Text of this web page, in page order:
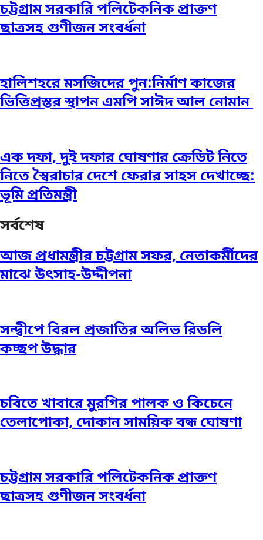
চট্টগ্রাম সরকারি পলিটেকনিক প্রাক্তণ
ছাত্রসহ গুণীজন সংবর্ধনা
হালিশহরে মসজিদের পুন:নির্মাণ কাজের
ভিত্তিপ্রস্তর স্থাপন এমপি সাঈদ আল নোমান ‎
এক দফা, দুই দফার ঘোষণার ক্রেডিট নিতে
নিতে স্বৈরাচার দেশে ফেরার সাহস দেখাচ্ছে:
ভূমি প্রতিমন্ত্রী
সর্বশেষ
আজ প্রধামন্ত্রীর চট্টগ্রাম সফর, নেতাকর্মীদের
মাঝে উৎসাহ-উদ্দীপনা
সন্দ্বীপে বিরল প্রজাতির অলিভ রিডলি
কচ্ছপ উদ্ধার
চবিতে খাবারে মুরগির পালক ও কিচেনে
তেলাপোকা, দোকান সাময়িক বন্ধ ঘোষণা
চট্টগ্রাম সরকারি পলিটেকনিক প্রাক্তণ
ছাত্রসহ গুণীজন সংবর্ধনা